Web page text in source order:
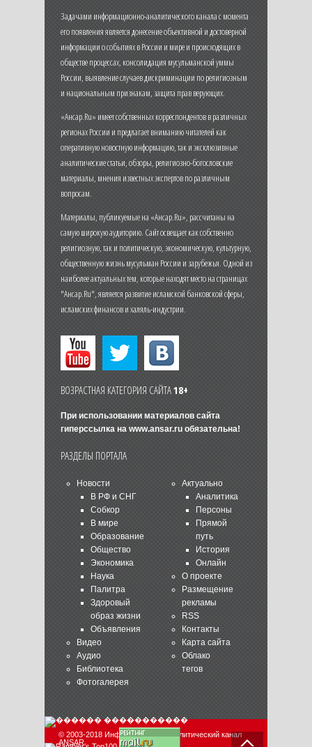
Задачами информационно-аналитического канала с момента
его появления является донесение объективной и достоверной
информации о событиях в России и мире и происходящих в
обществе процессах, консолидация мусульманской уммы
России, выявление случаев дискриминации по религиозным
и национальным признакам, защита прав верующих.
«Ансар.Ru» имеет собственных корреспондентов в различных
регионах России и предлагает вниманию читателей как
оперативную новостную информацию, так и эксклюзивные
аналитические статьи, обзоры, религиозно-богословские
материалы, мнения известных экспертов по различным
вопросам.
Материалы, публикуемые на «Ансар.Ru», рассчитаны на
самую широкую аудиторию. Сайт освещает как собственно
религиозную, так и политическую, экономическую, культурную,
общественную жизнь мусульман России и зарубежья. Одной из
наиболее актуальных тем, которые находят место на страницах
"Ансар.Ru", является развитие исламской банковской сферы,
исламских финансов и халяль-индустрии.
ВОЗРАСТНАЯ КАТЕГОРИЯ САЙТА18+
При использовании материалов сайта
гиперссылка на www.ansar.ruобязательна!
РАЗДЕЛЫ ПОРТАЛА
Новости
В РФ и СНГ
Собкор
В мире
Образование
Общество
Экономика
Наука
Палитра
Здоровый
образ жизни
Объявления
Видео
Аудио
Библиотека
Фотогалерея
Актуально
Аналитика
Персоны
Прямой
путь
История
Онлайн
О проекте
Размещение
рекламы
RSS
Контакты
Карта сайта
Облако
тегов
© 2003-2018 Информационно-аналитический канал
ANSAR